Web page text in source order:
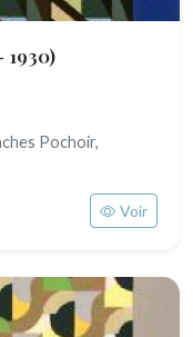
1930)
Pochoir,
Voir